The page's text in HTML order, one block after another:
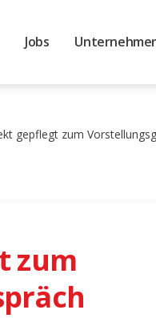
Jobs
gepflegt zum
zum